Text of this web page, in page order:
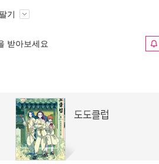
기
받아보세요